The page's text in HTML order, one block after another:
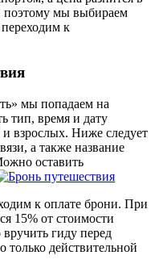
поэтому мы выбираем
к
мы попадаем на
тип, время и дату
и взрослых. Ниже следует
а также название
оставить
к оплате брони. При
15% от стоимости
гиду перед
действительной